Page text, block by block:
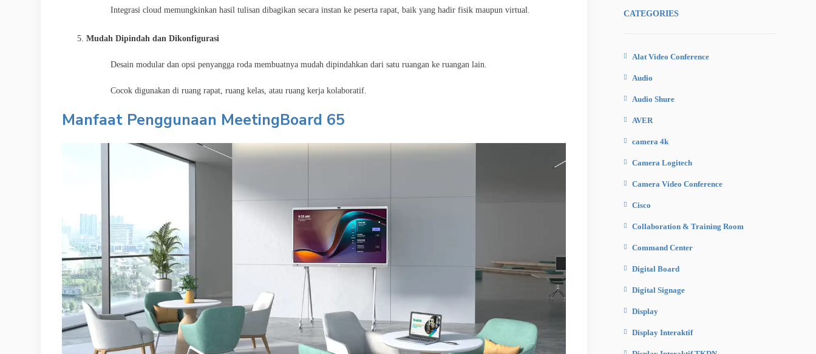
Integrasi cloud memungkinkan hasil tulisan dibagikan secara instan ke peserta rapat, baik yang hadir fisik maupun virtual.
Mudah Dipindah dan Dikonfigurasi
Desain modular dan opsi penyangga roda membuatnya mudah dipindahkan dari satu ruangan ke ruangan lain.
Cocok digunakan di ruang rapat, ruang kelas, atau ruang kerja kolaboratif.
Manfaat Penggunaan MeetingBoard 65
CATEGORIES
Alat Video Conference
Audio
Audio Shure
AVER
camera 4k
Camera Logitech
Camera Video Conference
Cisco
Collaboration & Training Room
Command Center
Digital Board
Digital Signage
Display
Display Interaktif